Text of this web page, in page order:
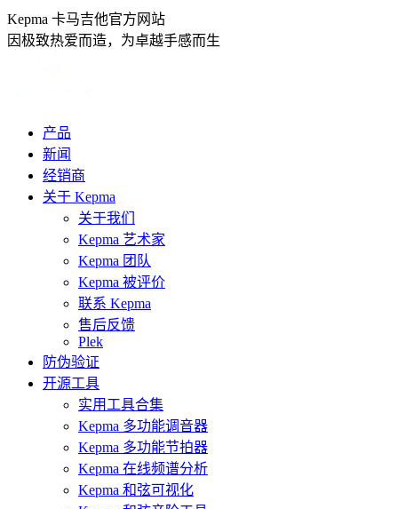
跳
转
Kepma 卡马吉他官方网站
因极致热爱而造，为卓越手感而生
产品
新闻
经销商
关于 Kepma
关于我们
Kepma 艺术家
Kepma 团队
Kepma 被评价
联系 Kepma
售后反馈
Plek
防伪验证
开源工具
实用工具合集
Kepma 多功能调音器
Kepma 多功能节拍器
Kepma 在线频谱分析
Kepma 和弦可视化